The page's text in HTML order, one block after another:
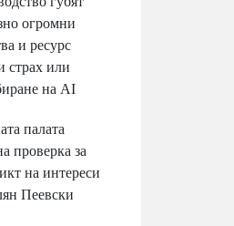
огромни
и ресурс
страх или
на AI
палата
проверка за
на интереси
Пеевски